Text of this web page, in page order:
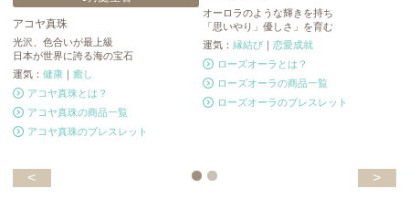
アコヤ真珠
光沢、色合いが最上級
日本が世界に誇る海の宝石
運気： 健康 ｜ 癒し
アコヤ真珠とは？
アコヤ真珠の商品一覧
アコヤ真珠のブレスレット
オーロラのような輝きを持ち
「思いやり」優しさ」を育む
運気：縁結び ｜恋愛成就
ローズオーラとは？
ローズオーラの商品一覧
ローズオーラのブレスレット
< >